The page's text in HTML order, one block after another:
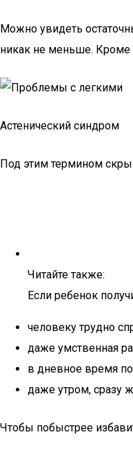
Можно увидеть
никак не меньше. Кроме
Астенический синдром
Под этим термином
Читайте также:
Если ребенок
человеку трудно
даже умственная
в дневное время
даже утром, сразу
Чтобы побыстрее